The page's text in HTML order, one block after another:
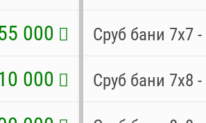
000
000
Сруб бани 7х7 -
Сруб бани 7х8 -